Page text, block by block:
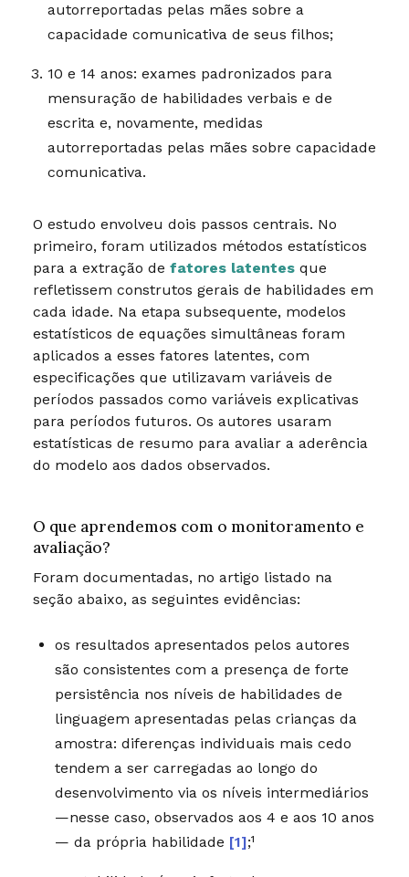
autorreportadas pelas mães sobre a
capacidade comunicativa de seus filhos;
10 e 14 anos: exames padronizados para
mensuração de habilidades verbais e de
escrita e, novamente, medidas
autorreportadas pelas mães sobre capacidade
comunicativa.
O estudo envolveu dois passos centrais. No
primeiro, foram utilizados métodos estatísticos
para a extração de fatores latentesque
refletissem construtos gerais de habilidades em
cada idade. Na etapa subsequente, modelos
estatísticos de equações simultâneas foram
aplicados a esses fatores latentes, com
especificações que utilizavam variáveis de
períodos passados como variáveis explicativas
para períodos futuros. Os autores usaram
estatísticas de resumo para avaliar a aderência
do modelo aos dados observados.
O que aprendemos com o monitoramento e
avaliação?
Foram documentadas, no artigo listado na
seção abaixo, as seguintes evidências:
os resultados apresentados pelos autores
são consistentes com a presença de forte
persistência nos níveis de habilidades de
linguagem apresentadas pelas crianças da
amostra: diferenças individuais mais cedo
tendem a ser carregadas ao longo do
desenvolvimento via os níveis intermediários
—nesse caso, observados aos 4 e aos 10 anos
— da própria habilidade [1];¹